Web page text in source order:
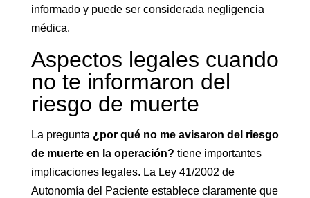
informado y puede ser considerada negligencia
médica.
Aspectos legales cuando
no te informaron del
riesgo de muerte
La pregunta ¿por qué no me avisaron del riesgo
de muerte en la operación? tiene importantes
implicaciones legales. La Ley 41/2002 de
Autonomía del Paciente establece claramente que